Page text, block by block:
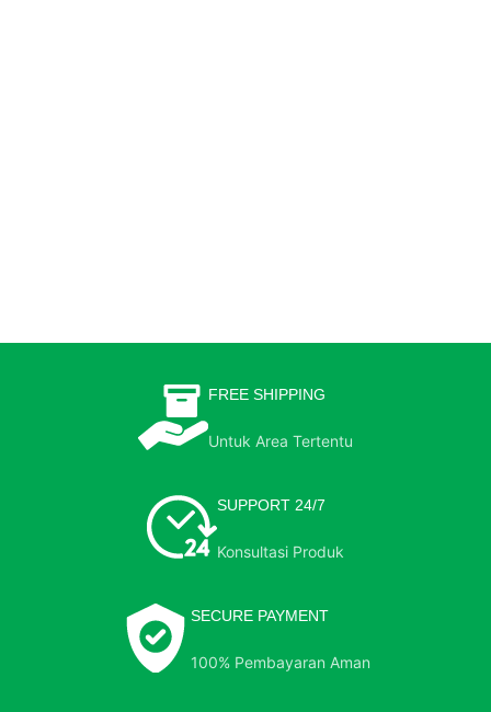
FREE SHIPPING
Untuk Area Tertentu
SUPPORT 24/7
Konsultasi Produk
SECURE PAYMENT
100% Pembayaran Aman